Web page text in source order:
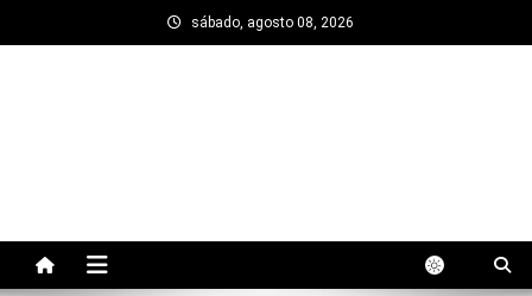
to
sábado, agosto 08, 2026